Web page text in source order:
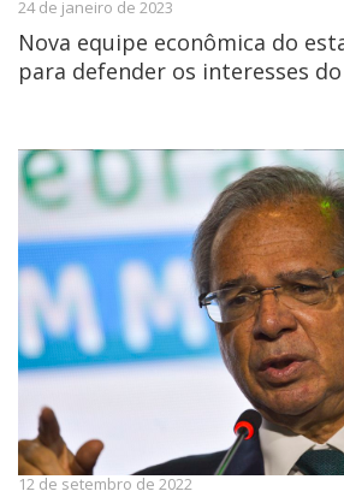
24 de janeiro de 2023
Nova equipe econômica do
para defender os interesses do
12 de setembro de 2022